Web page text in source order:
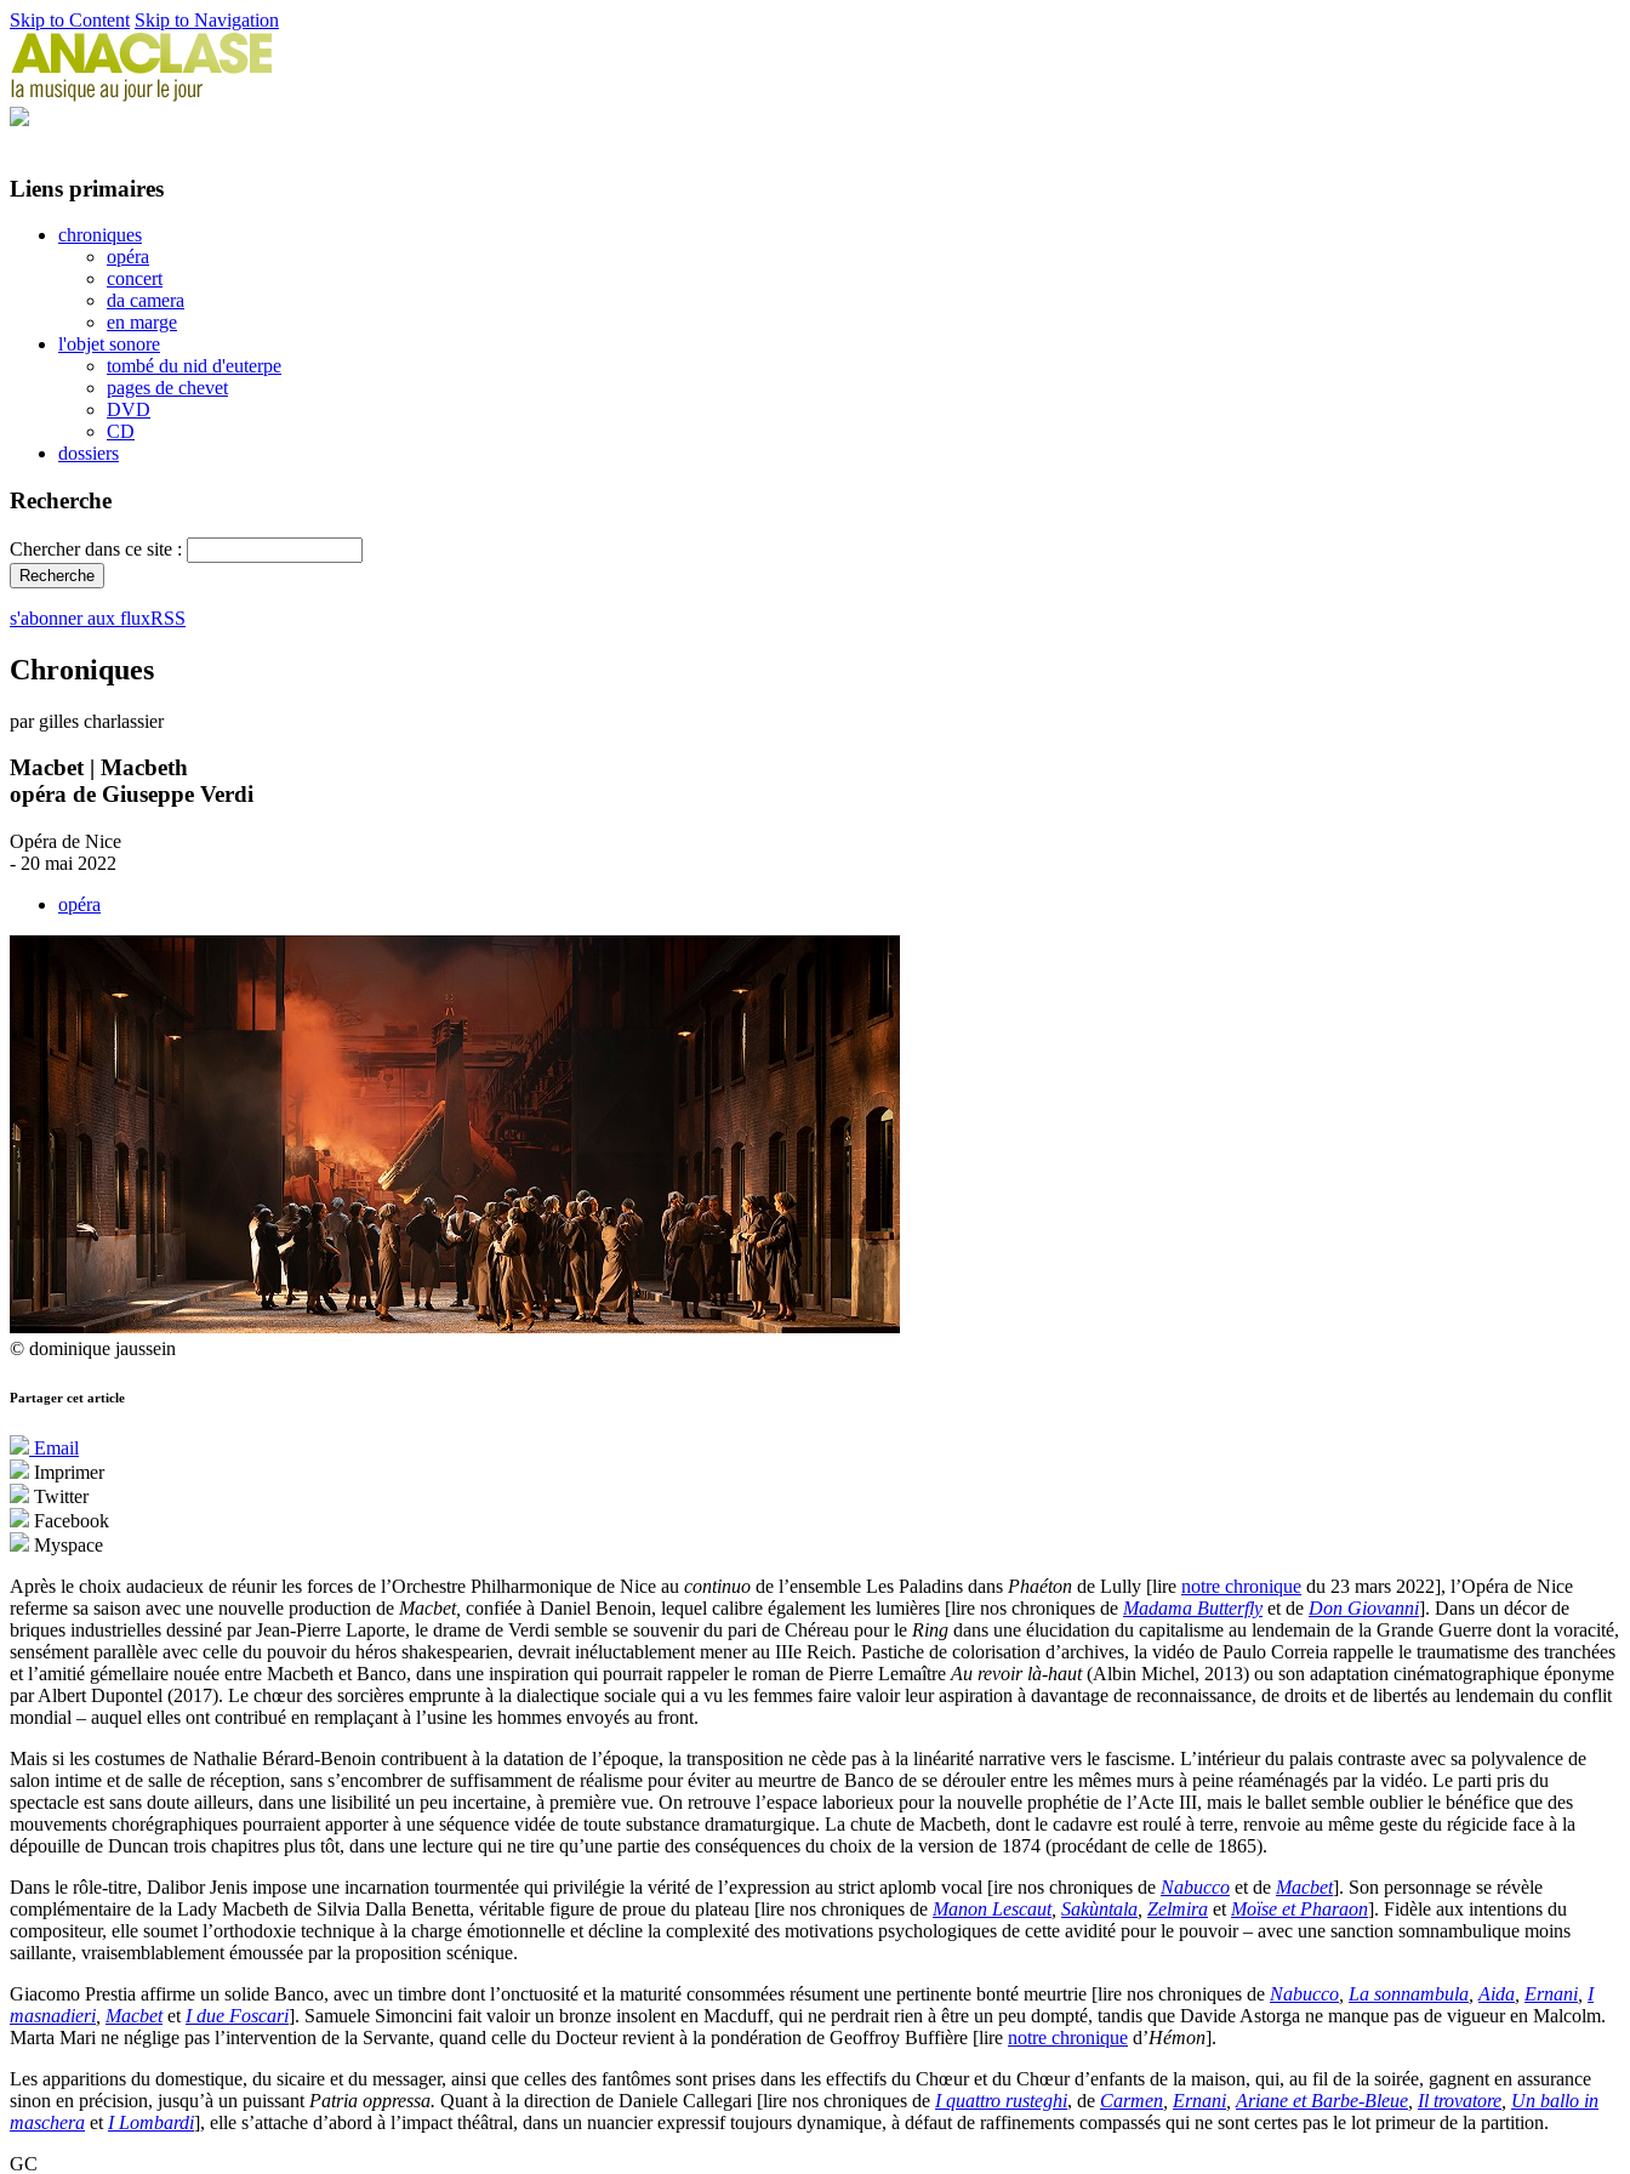
Skip to Content Skip to Navigation
Liens primaires
chroniques
opéra
concert
da camera
en marge
l'objet sonore
tombé du nid d'euterpe
pages de chevet
DVD
CD
dossiers
Recherche
Chercher dans ce site :
s'abonner aux fluxRSS
Chroniques
par gilles charlassier
Macbet | Macbeth
opéra de Giuseppe Verdi
Opéra de Nice
- 20 mai 2022
opéra
© dominique jaussein
Partager cet article
Email
Imprimer
Twitter
Facebook
Myspace
Après le choix audacieux de réunir les forces de l’Orchestre Philharmonique de Nice au continuo de l’ensemble Les Paladins dans Phaéton de Lully [lire notre chronique du 23 mars 2022], l’Opéra de Nice
referme sa saison avec une nouvelle production de Macbet, confiée à Daniel Benoin, lequel calibre également les lumières [lire nos chroniques de Madama Butterfly et de Don Giovanni]. Dans un décor de
briques industrielles dessiné par Jean-Pierre Laporte, le drame de Verdi semble se souvenir du pari de Chéreau pour le Ring dans une élucidation du capitalisme au lendemain de la Grande Guerre dont la voracité,
sensément parallèle avec celle du pouvoir du héros shakespearien, devrait inéluctablement mener au IIIe Reich. Pastiche de colorisation d’archives, la vidéo de Paulo Correia rappelle le traumatisme des tranchées
et l’amitié gémellaire nouée entre Macbeth et Banco, dans une inspiration qui pourrait rappeler le roman de Pierre Lemaître Au revoir là-haut(Albin Michel, 2013) ou son adaptation cinématographique éponyme
par Albert Dupontel (2017). Le chœur des sorcières emprunte à la dialectique sociale qui a vu les femmes faire valoir leur aspiration à davantage de reconnaissance, de droits et de libertés au lendemain du conflit
mondial – auquel elles ont contribué en remplaçant à l’usine les hommes envoyés au front.
Mais si les costumes de Nathalie Bérard-Benoin contribuent à la datation de l’époque, la transposition ne cède pas à la linéarité narrative vers le fascisme. L’intérieur du palais contraste avec sa polyvalence de
salon intime et de salle de réception, sans s’encombrer de suffisamment de réalisme pour éviter au meurtre de Banco de se dérouler entre les mêmes murs à peine réaménagés par la vidéo. Le parti pris du
spectacle est sans doute ailleurs, dans une lisibilité un peu incertaine, à première vue. On retrouve l’espace laborieux pour la nouvelle prophétie de l’Acte III, mais le ballet semble oublier le bénéfice que des
mouvements chorégraphiques pourraient apporter à une séquence vidée de toute substance dramaturgique. La chute de Macbeth, dont le cadavre est roulé à terre, renvoie au même geste du régicide face à la
dépouille de Duncan trois chapitres plus tôt, dans une lecture qui ne tire qu’une partie des conséquences du choix de la version de 1874 (procédant de celle de 1865).
Dans le rôle-titre, Dalibor Jenis impose une incarnation tourmentée qui privilégie la vérité de l’expression au strict aplomb vocal [ire nos chroniques de Nabucco et de Macbet]. Son personnage se révèle
complémentaire de la Lady Macbeth de Silvia Dalla Benetta, véritable figure de proue du plateau [lire nos chroniques de Manon Lescaut, Sakùntala Zelmira et Moïse et Pharaon]. Fidèle aux intentions du
compositeur, elle soumet l’orthodoxie technique à la charge émotionnelle et décline la complexité des motivations psychologiques de cette avidité pour le pouvoir – avec une sanction somnambulique moins
saillante, vraisemblablement émoussée par la proposition scénique.
Giacomo Prestia affirme un solide Banco, avec un timbre dont l’onctuosité et la maturité consommées résument une pertinente bonté meurtrie [lire nos chroniques de Nabucco La sonnambula Aida Ernani I
masnadieri Macbetet I due Foscari]. Samuele Simoncini fait valoir un bronze insolent en Macduff, qui ne perdrait rien à être un peu dompté, tandis que Davide Astorga ne manque pas de vigueur en Malcolm.
Marta Mari ne néglige pas l’intervention de la Servante, quand celle du Docteur revient à la pondération de Geoffroy Buffière [lire notre chronique d’Hémon].
Les apparitions du domestique, du sicaire et du messager, ainsi que celles des fantômes sont prises dans les effectifs du Chœur et du Chœur d’enfants de la maison, qui, au fil de la soirée, gagnent en assurance
sinon en précision, jusqu’à un puissant Patria oppressa. Quant à la direction de Daniele Callegari [lire nos chroniques de I quattro rusteghi, de Carmen Ernani Ariane et Barbe-Bleue Il trovatore Un ballo in
maschera et I Lombardi], elle s’attache d’abord à l’impact théâtral, dans un nuancier expressif toujours dynamique, à défaut de raffinements compassés qui ne sont certes pas le lot primeur de la partition.
GC